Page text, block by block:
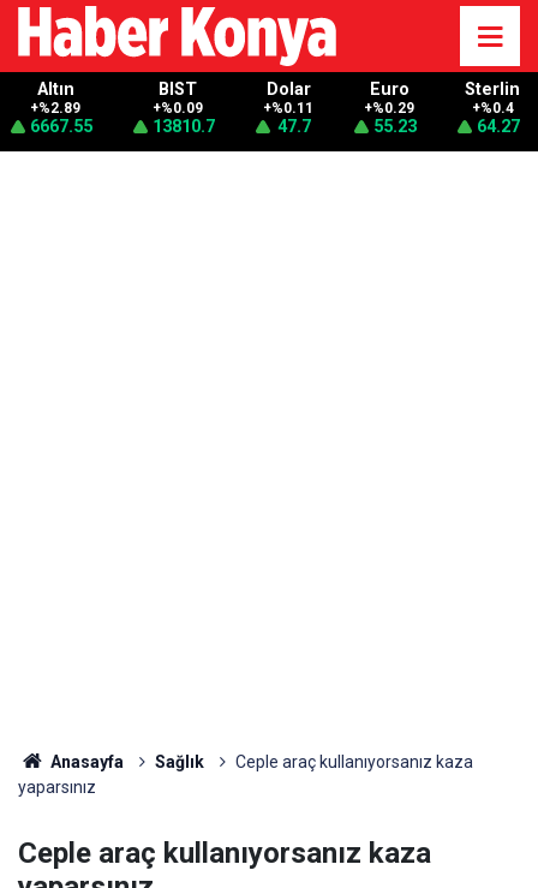
Altın
+%2.89
6667.55
BIST
+%0.09
13810.7
Dolar
+%0.11
47.7
Euro
+%0.29
55.23
Sterlin
+%0.4
64.27
Anasayfa Sağlık
Ceple araç kullanıyorsanız kaza
yaparsınız
Ceple araç kullanıyorsanız kaza